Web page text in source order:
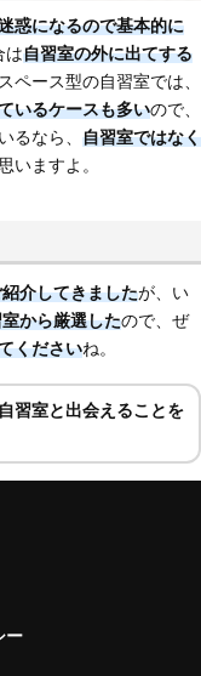
惑になるので基本的に
は自習室の外に出てする
ペース型の自習室では、
いるケースも多いので、
るなら、 自習室ではなく
いますよ。
介してきましたが、い
から厳選したので、ぜ
くださいね。
習室と出会えることを
ー